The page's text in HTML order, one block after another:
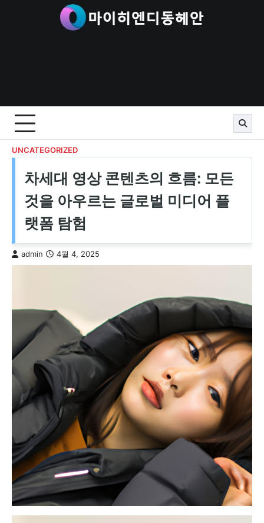
UNCATEGORIZED
차세대 영상 콘텐츠의 흐름: 모든
것을 아우르는 글로벌 미디어 플
랫폼 탐험
admin 4월 4, 2025